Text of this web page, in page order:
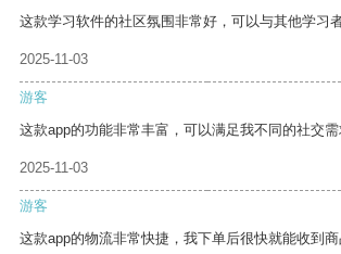
这款学习软件的社区氛围非常好，可以与其他学习
2025-11-03
游客
这款app的功能非常丰富，可以满足我不同的社交需
2025-11-03
游客
这款app的物流非常快捷，我下单后很快就能收到商